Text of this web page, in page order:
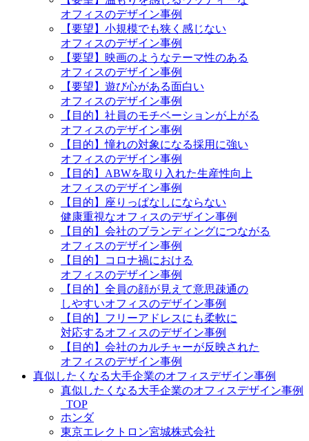
オフィスのデザイン事例
【要望】小規模でも狭く感じない
オフィスのデザイン事例
【要望】映画のようなテーマ性のある
オフィスのデザイン事例
【要望】遊び心がある面白い
オフィスのデザイン事例
【目的】社員のモチベーションが上がる
オフィスのデザイン事例
【目的】憧れの対象になる採用に強い
オフィスのデザイン事例
【目的】ABWを取り入れた生産性向上
オフィスのデザイン事例
【目的】座りっぱなしにならない
健康重視なオフィスのデザイン事例
【目的】会社のブランディングにつながる
オフィスのデザイン事例
【目的】コロナ禍における
オフィスのデザイン事例
【目的】全員の顔が見えて意思疎通の
しやすいオフィスのデザイン事例
【目的】フリーアドレスにも柔軟に
対応するオフィスのデザイン事例
【目的】会社のカルチャーが反映された
オフィスのデザイン事例
真似したくなる大手企業のオフィスデザイン事例
真似したくなる大手企業のオフィスデザイン事例
_TOP
ホンダ
東京エレクトロン宮城株式会社